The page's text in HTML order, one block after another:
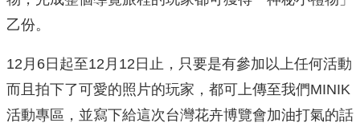
乙份。
12月6日起至12月12日止，只要是有參加以上任何活動
而且拍下了可愛的照片的玩家，都可上傳至我們MINIK
活動專區，並寫下給這次台灣花卉博覽會加油打氣的話